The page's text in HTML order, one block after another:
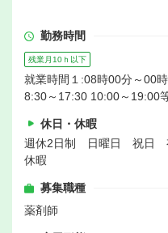
勤務時間
残業月10ｈ以下
就業時間１:08時00分～00
8:30～17:30 10:00～19:00
休日・休暇
週休2日制 日曜日 祝日
休暇
募集職種
薬剤師